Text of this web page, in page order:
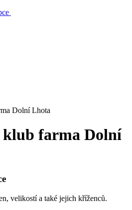
Dolní Lhota
farma Dolní
velikostí a také jejich kříženců.